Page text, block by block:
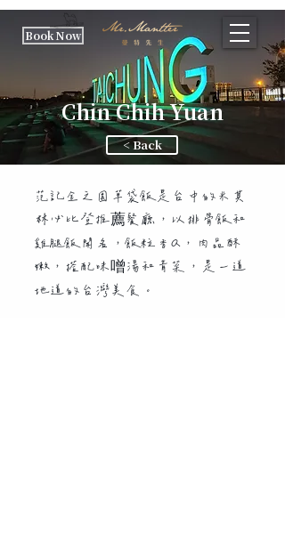
Book Now
Chin Chih Yuan
< Back
范記金之園草袋飯是台中的米其
林必比登推薦餐廳，以排骨飯和
雞腿飯聞名，飯粒香Q，肉品酥
嫩，搭配味噌湯和青菜，是一道
地道的台灣美食。